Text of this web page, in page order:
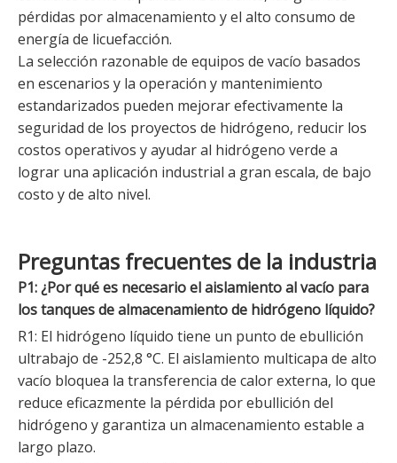
pérdidas por almacenamiento y el alto consumo de
energía de licuefacción.
La selección razonable de equipos de vacío basados ​​
en escenarios y la operación y mantenimiento
estandarizados pueden mejorar efectivamente la
seguridad de los proyectos de hidrógeno, reducir los
costos operativos y ayudar al hidrógeno verde a
lograr una aplicación industrial a gran escala, de bajo
costo y de alto nivel.
Preguntas frecuentes de la industria
P1: ¿Por qué es necesario el aislamiento al vacío para
los tanques de almacenamiento de hidrógeno líquido?
R1: El hidrógeno líquido tiene un punto de ebullición
ultrabajo de -252,8 °C. El aislamiento multicapa de alto
vacío bloquea la transferencia de calor externa, lo que
reduce eficazmente la pérdida por ebullición del
hidrógeno y garantiza un almacenamiento estable a
largo plazo.